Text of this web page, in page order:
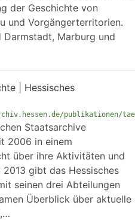
der Geschichte von
und Vorgängerterritorien.
Darmstadt, Marburg und
| Hessisches
publikationen/
Staatsarchive
2006 in einem
über ihre Aktivitäten und
gibt das Hessisches
seinen drei Abteilungen
Überblick über aktuelle